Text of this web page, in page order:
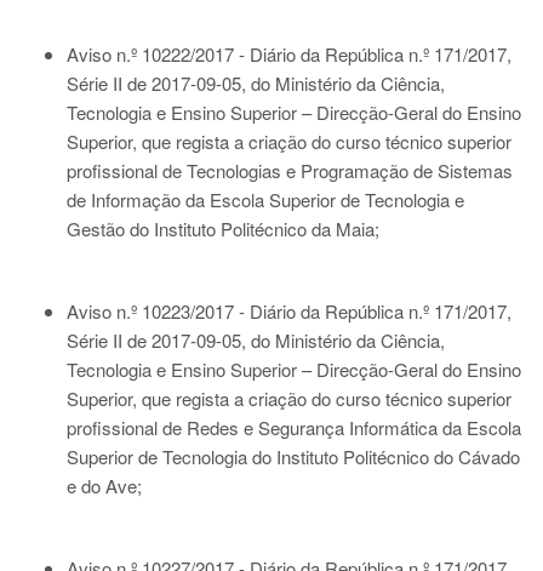
Aviso n.º 10222/2017 - Diário da República n.º 171/2017,
Série II de 2017-09-05, do Ministério da Ciência,
Tecnologia e Ensino Superior – Direcção-Geral do Ensino
Superior, que regista a criação do curso técnico superior
profissional de Tecnologias e Programação de Sistemas
de Informação da Escola Superior de Tecnologia e
Gestão do Instituto Politécnico da Maia;
Aviso n.º 10223/2017 - Diário da República n.º 171/2017,
Série II de 2017-09-05, do Ministério da Ciência,
Tecnologia e Ensino Superior – Direcção-Geral do Ensino
Superior, que regista a criação do curso técnico superior
profissional de Redes e Segurança Informática da Escola
Superior de Tecnologia do Instituto Politécnico do Cávado
e do Ave;